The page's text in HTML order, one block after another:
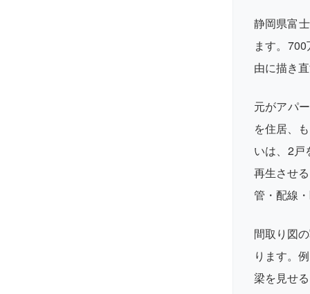
静岡県富
ます。
由に描き
元がアパ
を住居、
いは、2戸
再生させ
管・配線
間取り図
ります。
梁を見せ